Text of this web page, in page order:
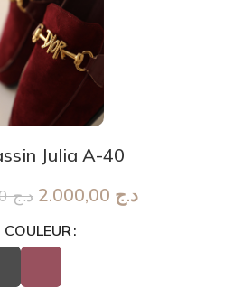
Julia A-40
د.ج3.800,00 د.ج
COULEUR